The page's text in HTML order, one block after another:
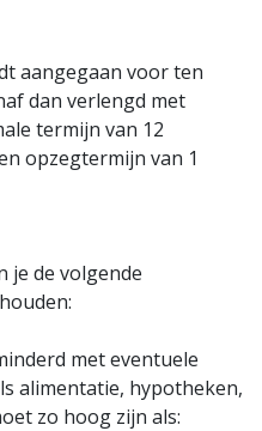
aangegaan voor ten
dan verlengd met
termijn van 12
opzegtermijn van 1
je de volgende
met eventuele
alimentatie, hypotheken,
zo hoog zijn als: